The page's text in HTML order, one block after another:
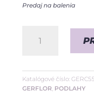
Predaj na balenia
Beige
Katalógové číslo:
GERFLOR, PODLAHY